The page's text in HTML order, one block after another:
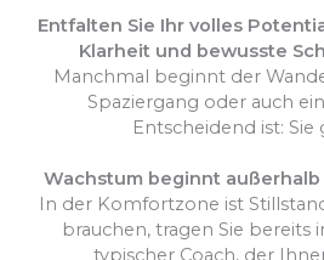
Entfalten Sie Ihr volles
Klarheit und bewusste
Manchmal beginnt der
Spaziergang oder auch
Entscheidend ist: Sie
Wachstum beginnt
In der Komfortzone ist
brauchen, tragen Sie bereits
typischer Coach, der